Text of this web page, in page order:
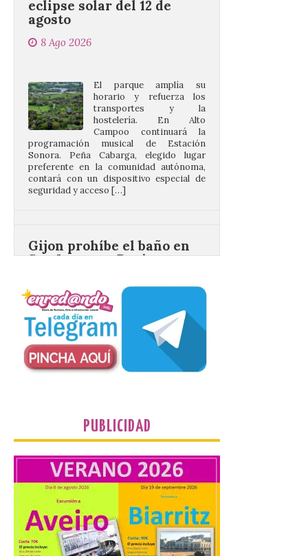
hostelería. En Alto
Campoo continuará la
programación musical de Estación
Sonora. Peña Cabarga, elegido lugar
preferente en la comunidad autónoma,
contará con un dispositivo especial de
seguridad y acceso […]
partir de las 19.00 horas.
Incide en que el eclipse se
verá desde múltiples
puntos de la ciudad, por lo
que no será necesario
desplazarse y se
recomienda no acudir a Gijón/Xixón en
fotografía de León de…
viaje nos llega desde la
plaza de Oriente en
Madrid
8 Ago 2026
PUBLICIDAD